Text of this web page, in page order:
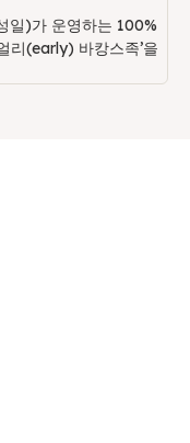
일)가 운영하는 100%
리(early) 바캉스족’을